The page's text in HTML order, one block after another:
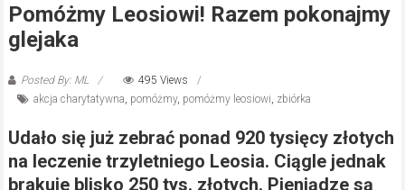
Pomóżmy Leosiowi! Razem pokonajmy
glejaka
Posted By: ML
495 Views
akcja charytatywna, pomóżmy, pomóżmy leosiowi, zbiórka
Udało się już zebrać ponad 920 tysięcy złotych
na leczenie trzyletniego Leosia. Ciągle jednak
brakuje blisko 250 tys. złotych. Pieniądze są